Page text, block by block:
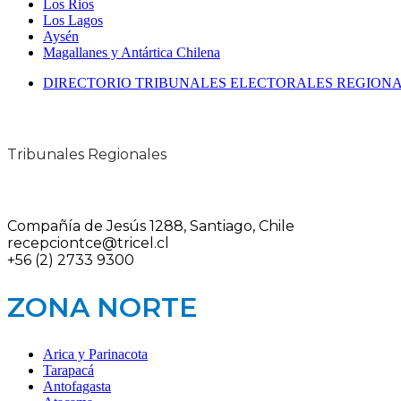
Los Rios
Los Lagos
Aysén
Magallanes y Antártica Chilena
DIRECTORIO TRIBUNALES ELECTORALES
Tribunales Regionales
Compañía de Jesús 1288, Santiago, Chile
recepciontce@tricel.cl
+56 (2) 2733 9300
ZONA NORTE
Arica y Parinacota
Tarapacá
Antofagasta